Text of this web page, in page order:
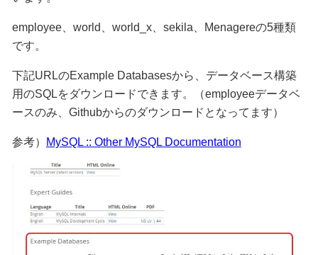
employee、world、world_x、sekila、Menagereの5種類
です。
下記URLのExample Databasesから、データベース構築
用のSQLをダウンロードできます。（employeeデータベ
ースのみ、Githubからのダウンロードとなってます）
参考） MySQL :: Other MySQL Documentation